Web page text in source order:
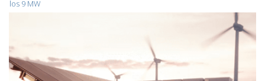
los 9 MW